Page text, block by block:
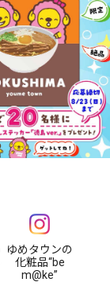
ゆめタウンの
化粧品“be
m@ke”